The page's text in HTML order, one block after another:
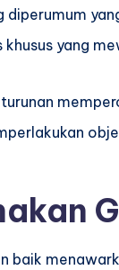
diperumum
khusus yang
baik